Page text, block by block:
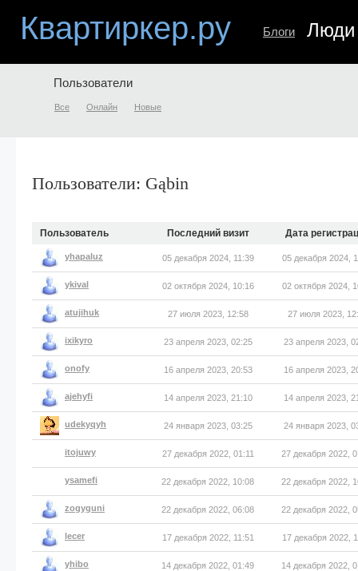
Квартиркер.ру Блоги Люди
Пользователи
Все Онлайн Новые
Пользователи: Gąbin
Пользователь Последний визит Дата
yhapaluz 05 декабря 2024, 11:39 05 декабря 2024,
ykival 02 октября 2024, 10:16 02 октября 2024,
atujihuk 27 июля 2023, 12:58 27 июля 2023,
ixikyro 23 апреля 2023, 02:25 23 апреля 2023,
onofy 16 апреля 2023, 20:53 16 апреля 2023,
ajehyfi 14 апреля 2023, 21:10 14 апреля 2023,
udekyqyh 24 января 2023, 03:25 24 января 2023,
itojuwy 27 декабря 2022, 01:11 27 декабря 2022,
ysamefi 22 декабря 2022, 10:08 22 декабря 2022,
zogyguni 22 декабря 2022, 06:08 22 декабря 2022,
lecer 17 декабря 2022, 11:51 17 декабря 2022,
yhibo 14 декабря 2022, 01:49 14 декабря 2022,